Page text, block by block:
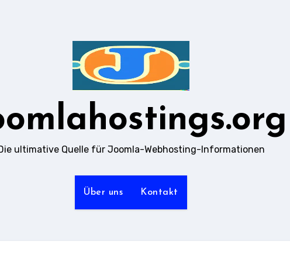
ultimative Quelle für Joomla-Webhosting-Informationen
Über uns Kontakt